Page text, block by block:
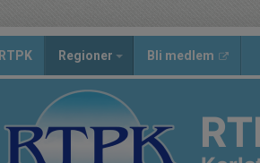
RTPK Regioner Bli medlem